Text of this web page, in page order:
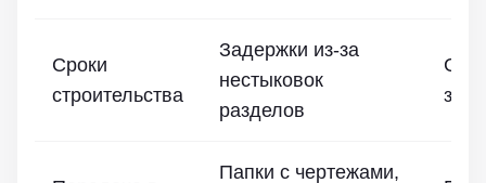
Сроки
строительства
Задержки из-за
нестыковок
разделов
за
Папки с чертежами,